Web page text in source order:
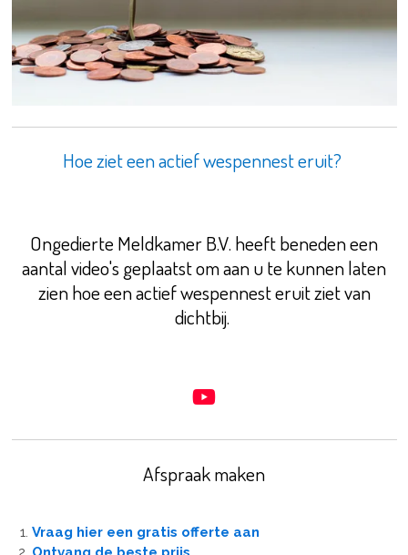
Hoe ziet een actief wespennest eruit?
Ongedierte Meldkamer B.V. heeft beneden een
aantal video's geplaatst om aan u te kunnen laten
zien hoe een actief wespennest eruit ziet van
dichtbij.
Y
u
T
u
e
Afspraak maken
Vraag hier een gratis offerte aan